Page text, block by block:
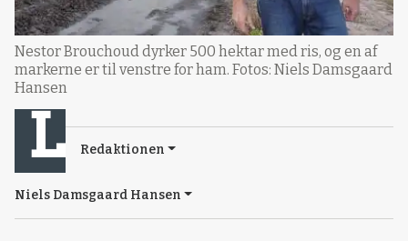
Nestor Brouchoud dyrker 500 hektar med ris, og en af
markerne er til venstre for ham. Fotos: Niels Damsgaard
Hansen
Redaktionen
Niels Damsgaard Hansen